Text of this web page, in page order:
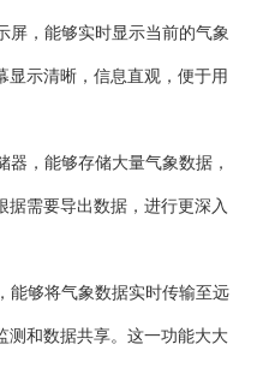
屏，能够实时显示当前的气象
显示清晰，信息直观，便于用
，能够存储大量气象数据，
需要导出数据，进行更深入
能够将气象数据实时传输至远
测和数据共享。这一功能大大